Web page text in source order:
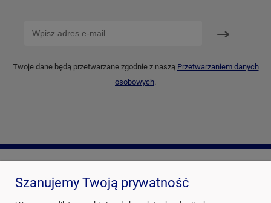
Twoje dane będą przetwarzane zgodnie z naszą Przetwarzaniem danych
osobowych.
INFORMACJE O SKLEPIE
Szanujemy Twoją prywatność